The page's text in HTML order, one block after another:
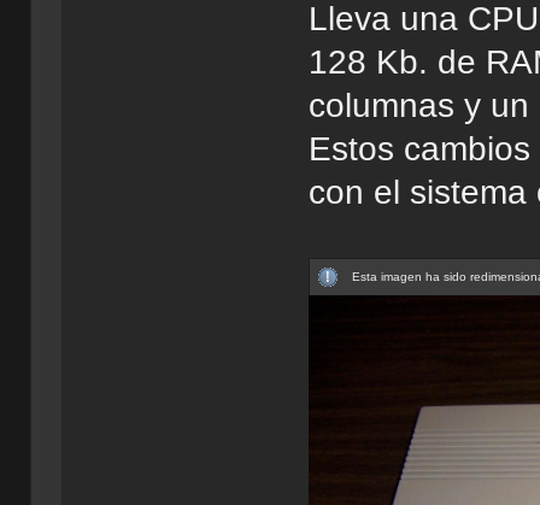
Lleva una
128 Kb. de
columnas y
Estos
con el
Esta imagen ha sido